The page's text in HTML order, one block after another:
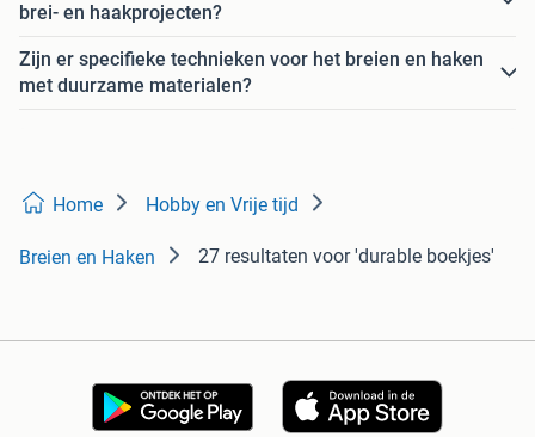
brei- en haakprojecten?
Zijn er specifieke technieken voor het breien en haken
met duurzame materialen?
Home Hobby en Vrije tijd
Breien en Haken 27 resultaten voor 'durable boekjes'